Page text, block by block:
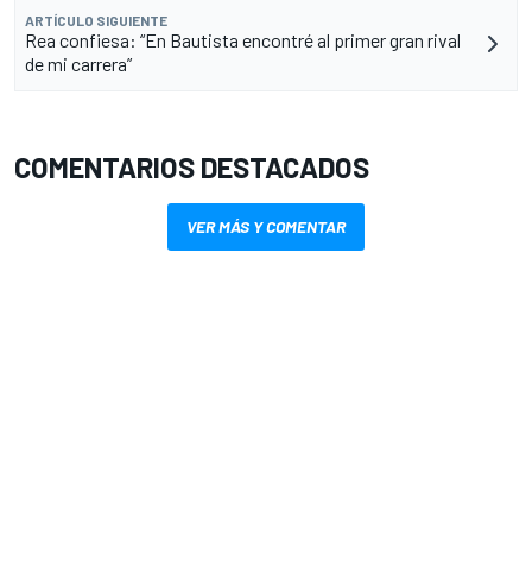
ARTÍCULO SIGUIENTE
Rea confiesa: “En Bautista encontré al primer gran rival
de mi carrera”
COMENTARIOS DESTACADOS
VER MÁS Y COMENTAR